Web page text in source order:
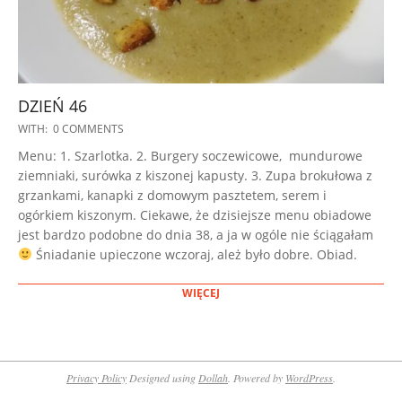
DZIEŃ 46
2022-
17
WITH: 0 COMMENTS
Menu: 1. Szarlotka. 2. Burgery soczewicowe, mundurowe
ziemniaki, surówka z kiszonej kapusty. 3. Zupa brokułowa z
grzankami, kanapki z domowym pasztetem, serem i
ogórkiem kiszonym. Ciekawe, że dzisiejsze menu obiadowe
jest bardzo podobne do dnia 38, a ja w ogóle nie ściągałam
Śniadanie upieczone wczoraj, ależ było dobre. Obiad.
WIĘCEJ
Privacy Policy Designed using Dollah . Powered by WordPress